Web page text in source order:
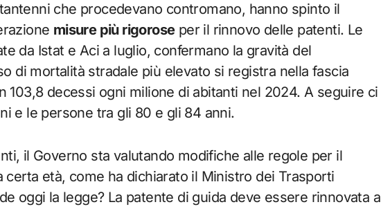
che procedevano contromano, hanno spinto il
misure più rigoroseper il rinnovo delle patenti. Le
da Istat e Aci a luglio, confermano la gravità del
di mortalità stradale più elevato si registra nella fascia
103,8 decessi ogni milione di abitanti nel 2024. A seguire ci
e le persone tra gli 80 e gli 84 anni.
il Governo sta valutando modifiche alle regole per il
età, come ha dichiarato il Ministro dei Trasporti
oggi la legge? La patente di guida deve essere rinnovata a